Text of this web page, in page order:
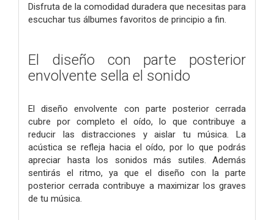
Disfruta de la comodidad duradera que necesitas para
escuchar tus álbumes favoritos de principio a fin.
El diseño con parte posterior
envolvente sella el sonido
El diseño envolvente con parte posterior cerrada
cubre por completo el oído, lo que contribuye a
reducir las distracciones y aislar tu música. La
acústica se refleja hacia el oído, por lo que podrás
apreciar hasta los sonidos más sutiles. Además
sentirás el ritmo, ya que el diseño con la parte
posterior cerrada contribuye a maximizar los graves
de tu música.